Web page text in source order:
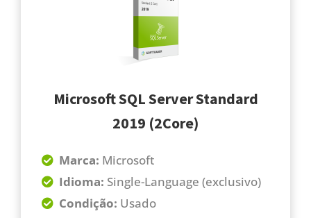
Microsoft SQL Server Standard
2019 (2Core)
Marca: Microsoft
Idioma: Single-Language (exclusivo)
Condição: Usado